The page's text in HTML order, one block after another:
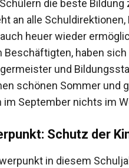
die beste
an alle
heuer wieder
Beschäftigten, haben
und
schönen Sommer und
im September nichts im
Schutz der
in diesem